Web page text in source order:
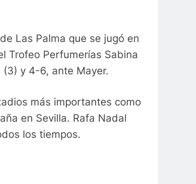
Las Palma que se jugó en
Trofeo Perfumerías Sabina
y 4-6, ante Mayer.
más importantes como
en Sevilla. Rafa Nadal
los tiempos.